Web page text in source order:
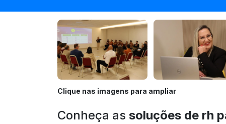
Clique nas imagens para ampliar
Conheça as soluções de rh